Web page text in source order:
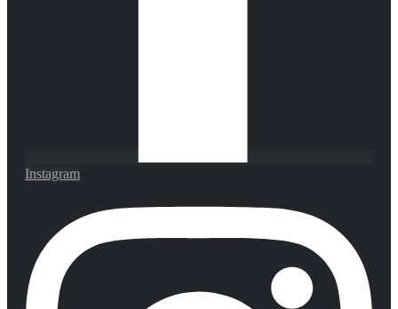
Instagram